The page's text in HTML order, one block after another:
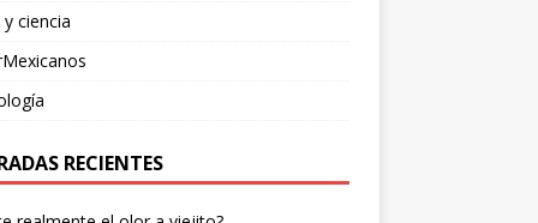
y ciencia
RECIENTES